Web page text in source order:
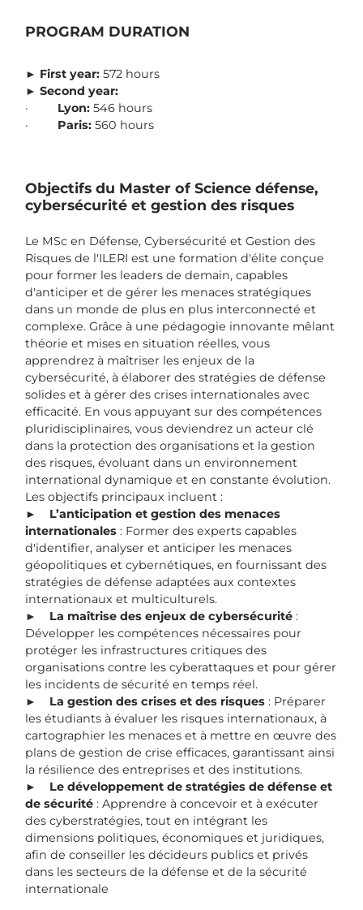
PROGRAM DURATION
► First year: 572 hours
► Second year:
· Lyon: 546 hours
· Paris: 560 hours
Objectifs du Master of Science défense,
cybersécurité et gestion des risques
Le MSc en Défense, Cybersécurité et Gestion des
Risques de l'ILERI est une formation d'élite conçue
pour former les leaders de demain, capables
d'anticiper et de gérer les menaces stratégiques
dans un monde de plus en plus interconnecté et
complexe. Grâce à une pédagogie innovante mêlant
théorie et mises en situation réelles, vous
apprendrez à maîtriser les enjeux de la
cybersécurité, à élaborer des stratégies de défense
solides et à gérer des crises internationales avec
efficacité. En vous appuyant sur des compétences
pluridisciplinaires, vous deviendrez un acteur clé
dans la protection des organisations et la gestion
des risques, évoluant dans un environnement
international dynamique et en constante évolution.
Les objectifs principaux incluent :
► L’anticipation et gestion des menaces
internationales : Former des experts capables
d'identifier, analyser et anticiper les menaces
géopolitiques et cybernétiques, en fournissant des
stratégies de défense adaptées aux contextes
internationaux et multiculturels.
► La maîtrise des enjeux de cybersécurité :
Développer les compétences nécessaires pour
protéger les infrastructures critiques des
organisations contre les cyberattaques et pour gérer
les incidents de sécurité en temps réel.
► La gestion des crises et des risques : Préparer
les étudiants à évaluer les risques internationaux, à
cartographier les menaces et à mettre en œuvre des
plans de gestion de crise efficaces, garantissant ainsi
la résilience des entreprises et des institutions.
► Le développement de stratégies de défense et
de sécurité : Apprendre à concevoir et à exécuter
des cyberstratégies, tout en intégrant les
dimensions politiques, économiques et juridiques,
afin de conseiller les décideurs publics et privés
dans les secteurs de la défense et de la sécurité
internationale​